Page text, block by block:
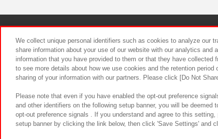
食品のご
We collect unique personal identifiers such as cookies to analyze our
share information about your use of our website with our analytics and
information that you have provided to them or that they have
to see more details about how we use cookies and the retention
sharing of your information with our partners. Please click [Do Not
Please note that even if you have enabled the opt-out preference
and other identifiers on the following setup banner, you will be
opt-out preference signals . If you understand and agree to this
setup banner by clicking the link below, then click 'Save Settings' and